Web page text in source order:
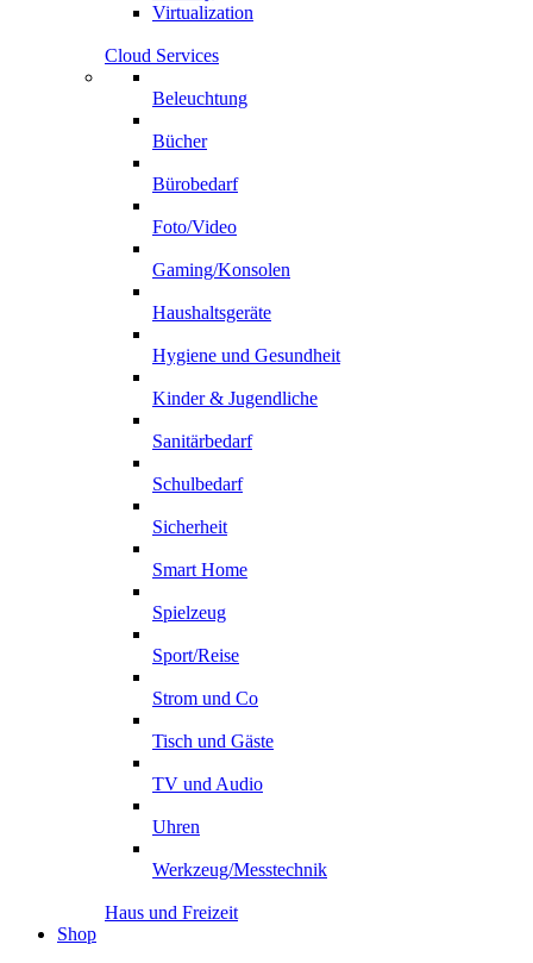
Virtualization
Cloud Services
Beleuchtung
Bücher
Bürobedarf
Foto/Video
Gaming/Konsolen
Haushaltsgeräte
Hygiene und Gesundheit
Kinder & Jugendliche
Sanitärbedarf
Schulbedarf
Sicherheit
Smart Home
Spielzeug
Sport/Reise
Strom und Co
Tisch und Gäste
TV und Audio
Uhren
Werkzeug/Messtechnik
Haus und Freizeit
Shop